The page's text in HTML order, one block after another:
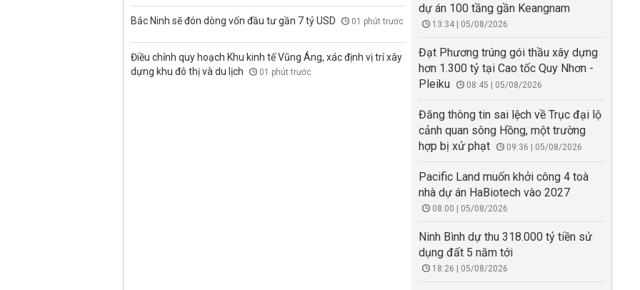
Bắc Ninh sẽ đón dòng vốn đầu tư gần 7 tỷ USD 01 phút trước
Điều chỉnh quy hoạch Khu kinh tế Vũng Áng, xác định vị trí xây
dựng khu đô thị và du lịch
01 phút trước
dự án 100 tầng gần Keangnam
13:34 | 05/08/2026
Đạt Phương trúng gói thầu xây dựng
hơn 1.300 tỷ tại Cao tốc Quy Nhơn -
Pleiku
08:45 | 05/08/2026
Đăng thông tin sai lệch về Trục đại lộ
cảnh quan sông Hồng, một trường
hợp bị xử phạt
09:36 | 05/08/2026
Pacific Land muốn khởi công 4 toà
nhà dự án HaBiotech vào 2027
08:00 | 05/08/2026
Ninh Bình dự thu 318.000 tỷ tiền sử
dụng đất 5 năm tới
18:26 | 05/08/2026